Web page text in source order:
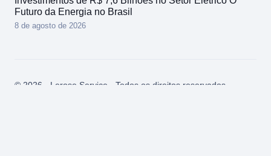
Futuro da Energia no Brasil
8 de agosto de 2026
© 2026 - Lerose Service - Todos os direitos reservados